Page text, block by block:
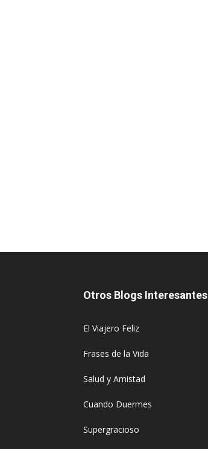
Otros Blogs Interesantes
El Viajero Feliz
Frases de la Vida
Salud y Amistad
Cuando Duermes
Supergracioso